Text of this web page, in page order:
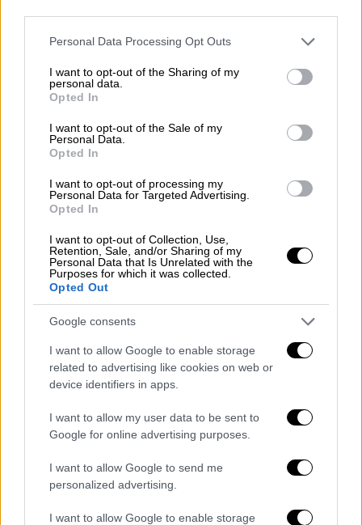
Please note that this website/app uses one or more Google
not limited to your visit or usage behaviour. You may click to
grant or deny consent to Google and its third-party tags to
use your data for below specified purposes in below Google
consent section.
Personal Data Processing Opt Outs
I want to opt-out of the Sharing of my
personal data.
Opted In
I want to opt-out of the Sale of my
Personal Data.
Opted In
I want to opt-out of processing my
Personal Data for Targeted Advertising.
Opted In
I want to opt-out of Collection, Use,
Retention, Sale, and/or Sharing of my
Personal Data that Is Unrelated with the
Purposes for which it was collected.
Opted Out
Google consents
I want to allow Google to enable storage
related to advertising like cookies on web or
device identifiers in apps.
I want to allow my user data to be sent to
Google for online advertising purposes.
I want to allow Google to send me
personalized advertising.
I want to allow Google to enable storage
Ελλάδα|16.03.2023 23:00
«Κλείνει» η γέφυρα των Σερβίων - To
χρονικό της απόφασης
Την επικινδυνότητά της είχε αναδείξει και
το ethnos.gr